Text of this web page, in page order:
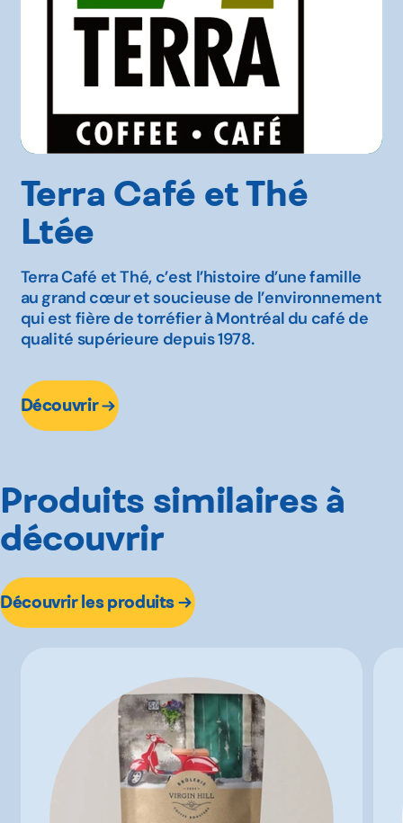
Terra Café et Thé
Ltée
Terra Café et Thé, c’est l’histoire d’une famille
au grand cœur et soucieuse de l’environnement
qui est fière de torréfier à Montréal du café de
qualité supérieure depuis 1978.
Découvrir
Produits similaires à
découvrir
Découvrir les produits